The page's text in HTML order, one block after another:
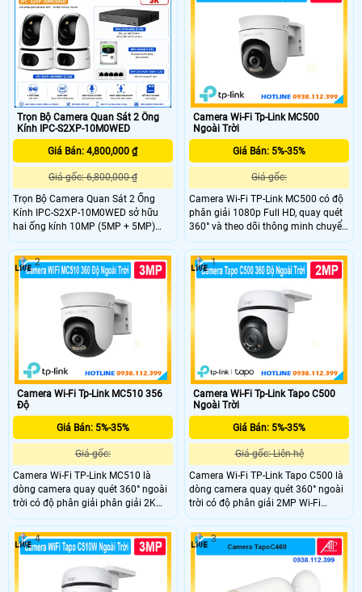
đối tượng người, phương tiện, khả
năng ghi hình màu ban đêm 30m,
chuẩn chống nước IP66 giúp bền bỉ
trong mọi điều kiện khắc nghiệt
cho cửa hàng.
Trọn Bộ Camera Quan Sát 2 Ống
Kính IPC-S2XP-10M0WED
Giá Bán: 4,800,000 ₫
Giá gốc: 6,800,000 ₫
Trọn Bộ Camera Quan Sát 2 Ống
Kính IPC-S2XP-10M0WED sở hữu
hai ống kính 10MP (5MP + 5MP)
cho khả năng giám sát toàn diện
với hình ảnh sắc nét. Camera tích
hợp AI IMOU SENSE phát hiện người,
thú cưng, âm thanh, Smart Tracking,
đàm thoại hai chiều, báo động đèn
và còi, WiFi 6, ONVIF cùng thẻ nhớ
512GB, phù hợp lắp đặt cho gia
đình, văn phòng và cửa hàng.
Camera Wi-Fi Tp-Link MC500
Ngoài Trời
Giá Bán: 5%-35%
Giá gốc:
Camera Wi-Fi TP-Link MC500 có độ
phân giải 1080p Full HD, quay quét
360° và theo dõi thông minh chuyển
động con người. Camera cung cấp
tầm nhìn ban đêm có màu. Công
nghệ AI phát hiện theo dõi thông
minh chuyển động con người, vùng
hoạt động tùy chỉnh, lưu trữ MicroSD
512GB và đám mây.
Camera Wi-Fi Tp-Link MC510 356
Độ
Giá Bán: 5%-35%
Giá gốc:
Camera Wi-Fi TP-Link MC510 là
dòng camera quay quét 360° ngoài
trời có độ phân giải phân giải 2K
3MP và tầm nhìn ban đêm có màu
30m. Công nghệ AI thông minh
phát hiện chuyển động, vùng hoạt
động tùy chỉnh, trang bị nắp che
ống kính vật lý bảo vệ quyền riêng
tư.
2
Camera Wi-Fi Tp-Link Tapo C500
Ngoài Trời
Giá Bán: 5%-35%
Giá gốc: Liên hệ
Camera Wi-Fi TP-Link Tapo C500 là
dòng camera quay quét 360° ngoài
trời có độ phân giải 2MP Wi-Fi
2.4GHz. Công nghệ AI phát hiện
chuyển động và theo dõi chuyển
động thông minh, kết hợp báo động
âm thanh ánh sáng và âm thanh
tùy chỉnh. Hỗ trợ đàm thoại hai
chiều quản lý qua ứng dụng Tapo và
1
4 3